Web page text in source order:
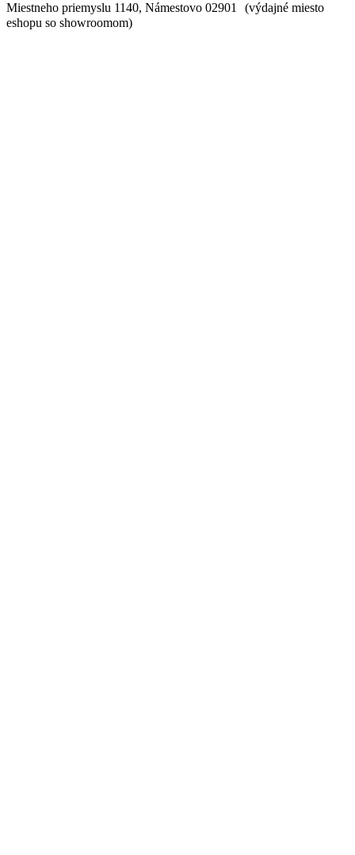
Miestneho priemyslu 1140, Námestovo 02901 (výdajné miesto
eshopu so showroomom)